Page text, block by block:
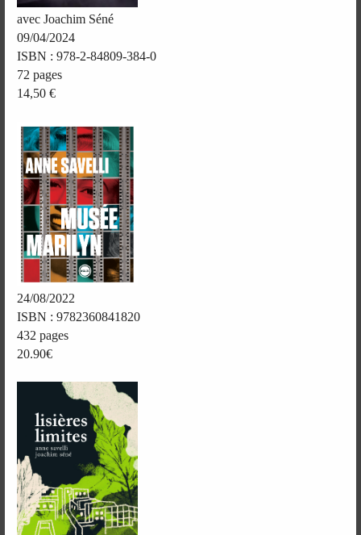
avec Joachim Séné
09/04/2024
ISBN : 978-2-84809-384-0
72 pages
14,50 €
24/08/2022
ISBN : 9782360841820
432 pages
20.90€